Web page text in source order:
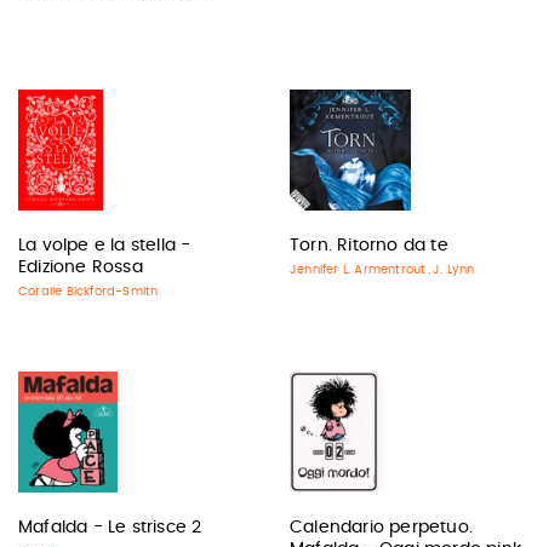
La volpe e la stella -
Edizione Rossa
Coralie Bickford-Smith
Torn. Ritorno da te
Jennifer L. Armentrout ,J. Lynn
Mafalda - Le strisce 2
Calendario perpetuo.